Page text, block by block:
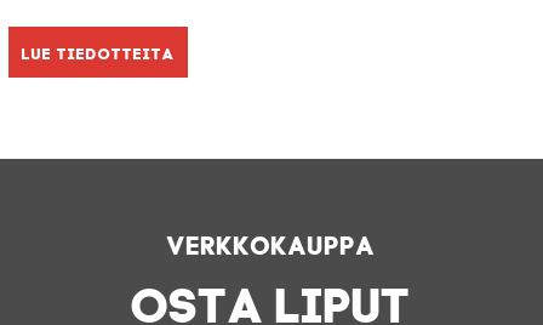
Lue tiedotteita
Verkkokauppa
OSTA LIPUT